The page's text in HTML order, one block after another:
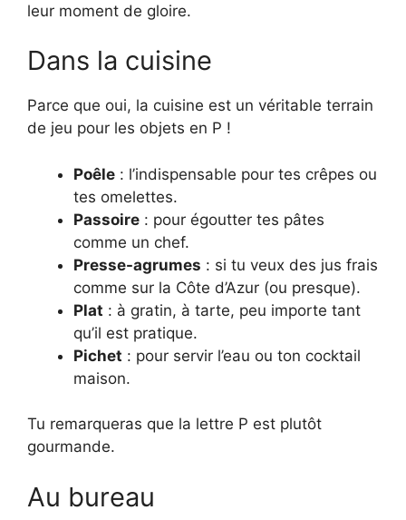
leur moment de gloire.
Dans la cuisine
Parce que oui, la cuisine est un véritable terrain
de jeu pour les objets en P !
Poêle : l’indispensable pour tes crêpes ou
tes omelettes.
Passoire : pour égoutter tes pâtes
comme un chef.
Presse-agrumes : si tu veux des jus frais
comme sur la Côte d’Azur (ou presque).
Plat : à gratin, à tarte, peu importe tant
qu’il est pratique.
Pichet : pour servir l’eau ou ton cocktail
maison.
Tu remarqueras que la lettre P est plutôt
gourmande.
Au bureau